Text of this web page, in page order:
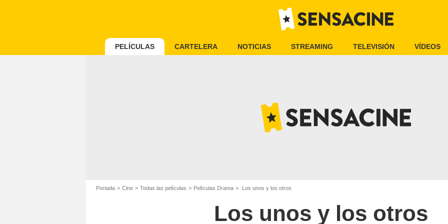
PELÍCULAS CARTELERA NOTICIAS STREAMING TELEVISIÓN VÍDEOS
Portada Cine Todas las películas Películas Drama Los unos y los otros
Los unos y los otros